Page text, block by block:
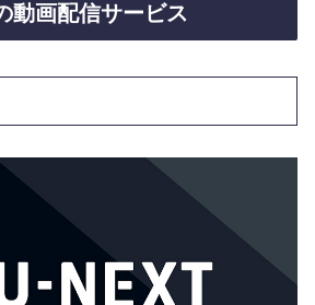
動画配信サービス